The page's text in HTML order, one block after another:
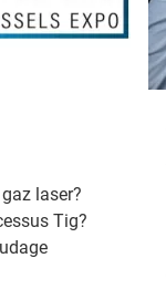
laser?
Tig?